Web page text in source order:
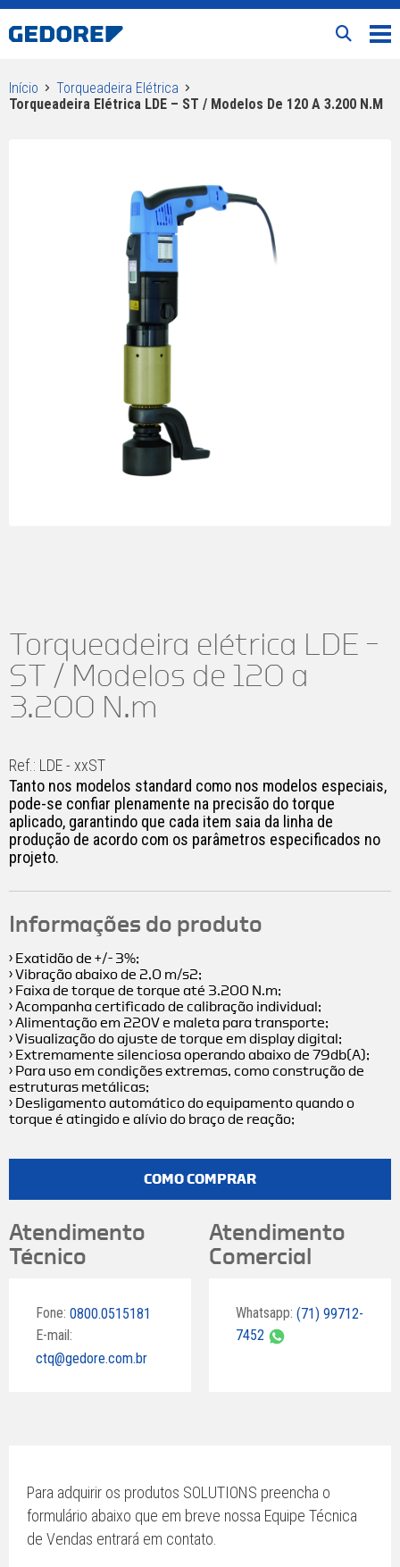
Início
Torqueadeira Elétrica
Torqueadeira Elétrica LDE – ST / Modelos De 120 A 3.200 N.m
Torqueadeira elétrica LDE –
ST / Modelos de 120 a
3.200 N.m
Ref.: LDE - xxST
Tanto nos modelos standard como nos modelos especiais,
pode-se confiar plenamente na precisão do torque
aplicado, garantindo que cada item saia da linha de
produção de acordo com os parâmetros especificados no
projeto.
Informações do produto
› Exatidão de +/- 3%;
› Vibração abaixo de 2,0 m/s2;
› Faixa de torque de torque até 3.200 N.m;
› Acompanha certificado de calibração individual;
› Alimentação em 220V e maleta para transporte;
› Visualização do ajuste de torque em display digital;
› Extremamente silenciosa operando abaixo de 79db(A);
› Para uso em condições extremas, como construção de
estruturas metálicas;
› Desligamento automático do equipamento quando o
torque é atingido e alívio do braço de reação;
COMO COMPRAR
Atendimento
Técnico
Fone: 0800.0515181
E-mail:
ctq@gedore.com.br
Atendimento
Comercial
Whatsapp: (71) 99712-
7452
Para adquirir os produtos SOLUTIONS preencha o
formulário abaixo que em breve nossa Equipe Técnica
de Vendas entrará em contato.